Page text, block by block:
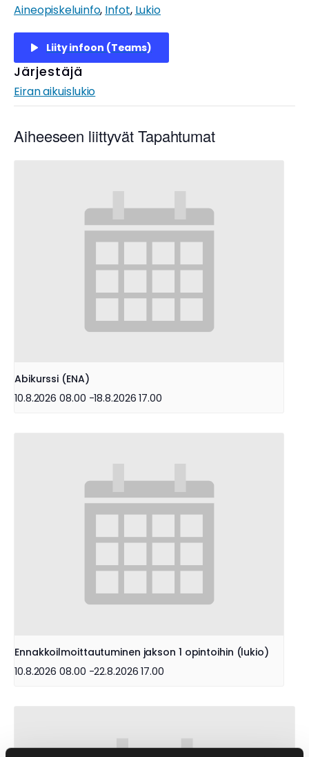
Aineopiskeluinfo, Infot, Lukio
Liity infoon (Teams)
Järjestäjä
Eiran aikuislukio
Aiheeseen liittyvät Tapahtumat
Abikurssi (ENA)
10.8.2026 08.00 -18.8.2026 17.00
Ennakkoilmoittautuminen jakson 1 opintoihin (lukio)
10.8.2026 08.00 -22.8.2026 17.00